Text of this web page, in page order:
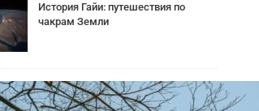
История Гайи: путешествия по
чакрам Земли